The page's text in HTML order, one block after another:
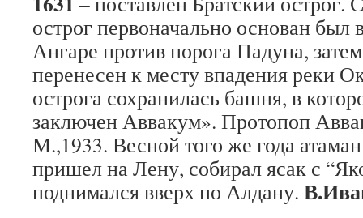
острог первоначально основан был
Ангаре против порога Падуна,
перенесен к месту впадения реки
острога сохранилась башня, в
заключен Аввакум». Протопоп
М.,1933. Весной того же года
пришел на Лену, собирал ясак с
поднимался вверх по Алдану.